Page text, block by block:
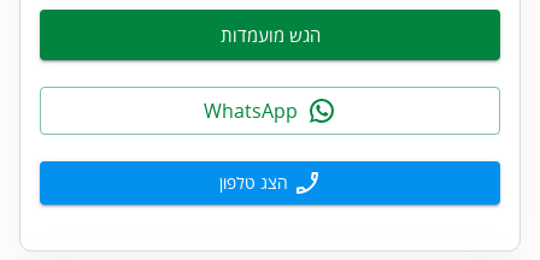
הגש מועמדות
הצג טלפון